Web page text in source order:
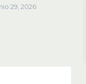
29, 2026